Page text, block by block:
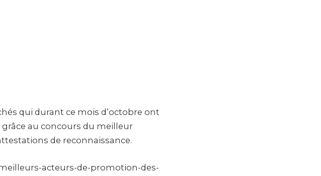
qui durant ce mois d’octobre ont
au concours du meilleur
de reconnaissance.
acteurs-de-promotion-des-